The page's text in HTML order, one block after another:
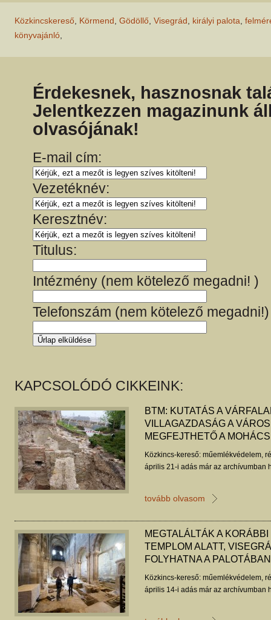
Közkincskereső, Körmend, Gödöllő, Visegrád, királyi palota,
könyvajánló,
Érdekesnek, hasznosnak
Jelentkezzen magazinunk
olvasójának!
E-mail cím:
Vezetéknév:
Keresztnév:
Titulus:
Intézmény (nem kötelező megadni! )
Telefonszám (nem kötelező megadni!)
KAPCSOLÓDÓ CIKKEINK:
BTM: KUTATÁS A
VILLAGAZDASÁG A
MEGFEJTHETŐ A
Közkincs-kereső: műemlékvédelem,
április 21-i adás már az archívumban
tovább olvasom
MEGTALÁLTÁK A
TEMPLOM ALATT,
FOLYHATNA A PALOTÁBAN
Közkincs-kereső: műemlékvédelem,
április 14-i adás már az archívumban